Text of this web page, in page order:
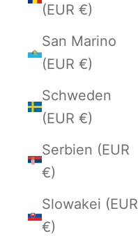
(EUR €)
San Marino
(EUR €)
Schweden
(EUR €)
Serbien (EUR
€)
Slowakei (EUR
€)